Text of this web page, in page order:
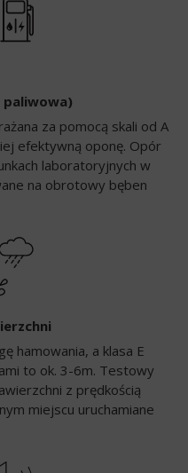
za pomocą skali od A
efektywną oponę. Opór
laboratoryjnych w
na obrotowy bęben
hamowania, a klasa E
to ok. 3-6m. Testowy
z prędkością
miejscu uruchamiane